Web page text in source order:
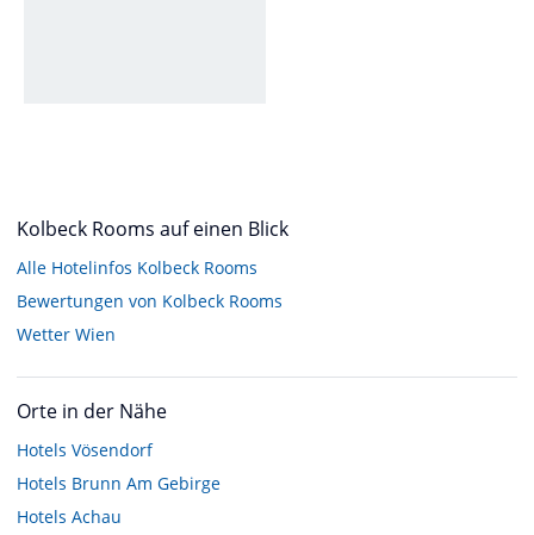
Kolbeck Rooms auf einen Blick
Alle Hotelinfos Kolbeck Rooms
Bewertungen von Kolbeck Rooms
Wetter Wien
Orte in der Nähe
Hotels Vösendorf
Hotels Brunn Am Gebirge
Hotels Achau